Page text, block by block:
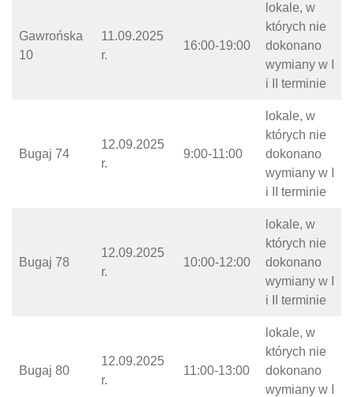
Gawrońska
10
11.09.2025
r.
16:00-19:00
lokale, w
których nie
dokonano
wymiany w I
i II terminie
Bugaj 74
12.09.2025
r.
9:00-11:00
lokale, w
których nie
dokonano
wymiany w I
i II terminie
Bugaj 78
12.09.2025
r.
10:00-12:00
lokale, w
których nie
dokonano
wymiany w I
i II terminie
Bugaj 80
12.09.2025
r.
11:00-13:00
lokale, w
których nie
dokonano
wymiany w I